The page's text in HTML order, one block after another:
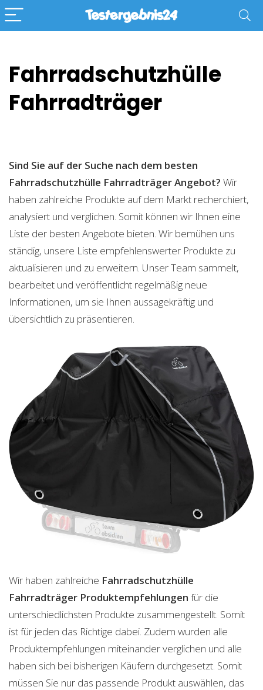
Fahrradschutzhülle
Fahrradträger
Sind Sie auf der Suche nach dem besten
Fahrradschutzhülle FahrradträgerAngebot? Wir
haben zahlreiche Produkte auf dem Markt recherchiert,
analysiert und verglichen. Somit können wir Ihnen eine
Liste der besten Angebote bieten. Wir bemühen uns
ständig, unsere Liste empfehlenswerter Produkte zu
aktualisieren und zu erweitern. Unser Team sammelt,
bearbeitet und veröffentlicht regelmäßig neue
Informationen, um sie Ihnen aussagekräftig und
übersichtlich zu präsentieren.
Wir haben zahlreiche Fahrradschutzhülle
Fahrradträger Produktempfehlungen für die
unterschiedlichsten Produkte zusammengestellt. Somit
ist für jeden das Richtige dabei. Zudem wurden alle
Produktempfehlungen miteinander verglichen und alle
haben sich bei bisherigen Käufern durchgesetzt. Somit
müssen Sie nur das passende Produkt auswählen, das